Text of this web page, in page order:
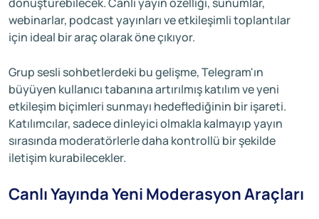
webinarlar, podcast yayınları ve etkileşimli toplantılar
için ideal bir araç olarak öne çıkıyor.
Grup sesli sohbetlerdeki bu gelişme, Telegram'ın
büyüyen kullanıcı tabanına artırılmış katılım ve yeni
etkileşim biçimleri sunmayı hedeflediğinin bir işareti.
Katılımcılar, sadece dinleyici olmakla kalmayıp yayın
sırasında moderatörlerle daha kontrollü bir şekilde
iletişim kurabilecekler.
Canlı Yayında Yeni Moderasyon Araçları